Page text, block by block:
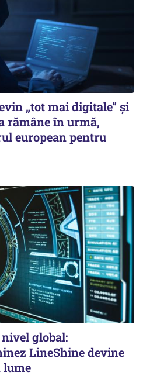
„tot mai digitale” și
rămâne în urmă,
european pentru
global:
LineShine devine
lume